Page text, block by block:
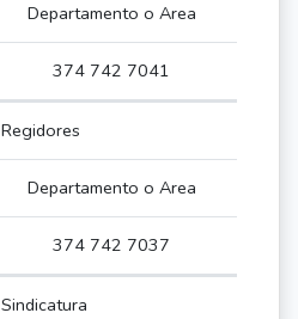
Departamento o Area
374 742 7041
Regidores
Departamento o Area
374 742 7037
Sindicatura